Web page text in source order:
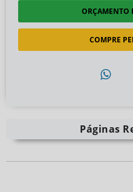
ORÇAMENTO
COMPRE
Páginas